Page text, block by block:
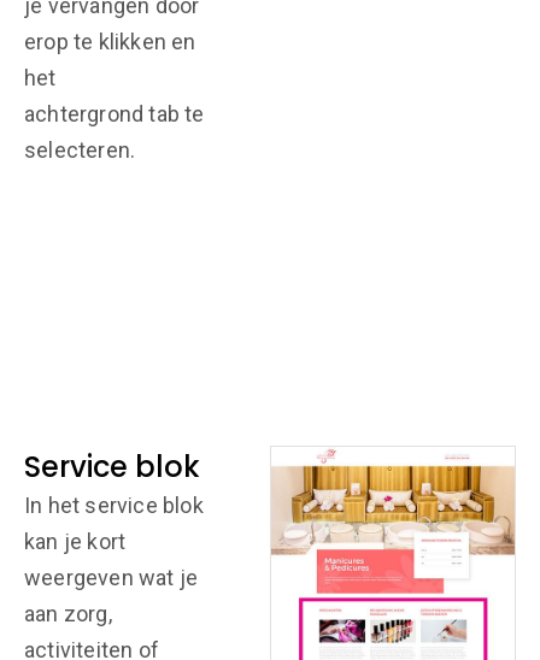
je vervangen door
erop te klikken en
het
achtergrond tab te
selecteren.
Service blok
In het service blok
kan je kort
weergeven wat je
aan zorg,
activiteiten of